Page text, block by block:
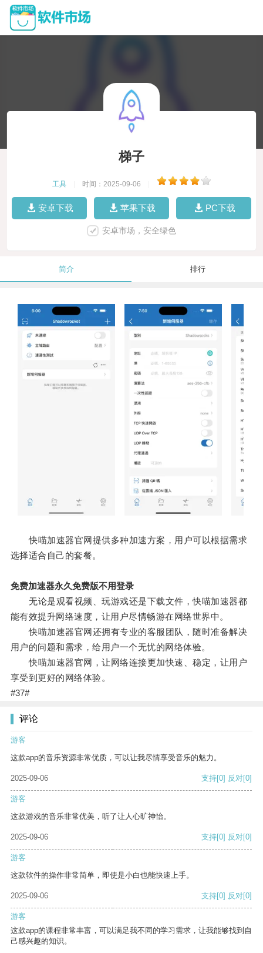
梯子
工具 时间：2025-09-06
安卓下载 苹果下载 PC下载
安卓市场，安全绿色
简介 排行
快喵加速器官网提供多种加速方案，用户可以根据需求
选择适合自己的套餐。
免费加速器永久免费版不用登录
无论是观看视频、玩游戏还是下载文件，快喵加速器都
能有效提升网络速度，让用户尽情畅游在网络世界中。
快喵加速器官网还拥有专业的客服团队，随时准备解决
用户的问题和需求，给用户一个无忧的网络体验。
快喵加速器官网，让网络连接更加快速、稳定，让用户
享受到更好的网络体验。
#37#
评论
游客
这款app的音乐资源非常优质，可以让我尽情享受音乐的魅力。
2025-09-06 支持[0] 反对[0]
游客
这款游戏的音乐非常优美，听了让人心旷神怡。
2025-09-06 支持[0] 反对[0]
游客
这款软件的操作非常简单，即使是小白也能快速上手。
2025-09-06 支持[0] 反对[0]
游客
这款app的课程非常丰富，可以满足我不同的学习需求，让我能够找到自
己感兴趣的知识。